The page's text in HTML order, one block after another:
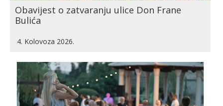
Obavijest o zatvaranju ulice Don Frane
Bulića
4. Kolovoza 2026.